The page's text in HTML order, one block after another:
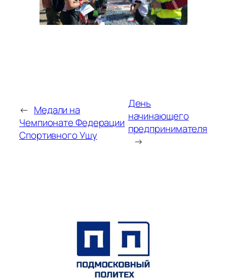
← Медали на
Чемпионате Федерации
Спортивного Ушу
День
начинающего
предпринимателя
→